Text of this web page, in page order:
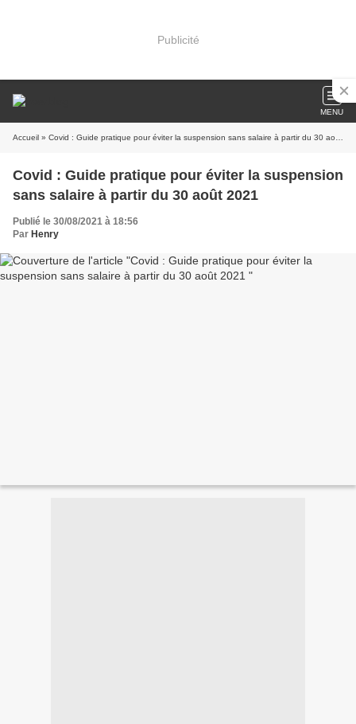
Publicité
MENU
Accueil » Covid : Guide pratique pour éviter la suspension sans salaire à partir du 30 août 2021
Covid : Guide pratique pour éviter la suspension
sans salaire à partir du 30 août 2021
Publié le 30/08/2021 à 18:56
Par Henry